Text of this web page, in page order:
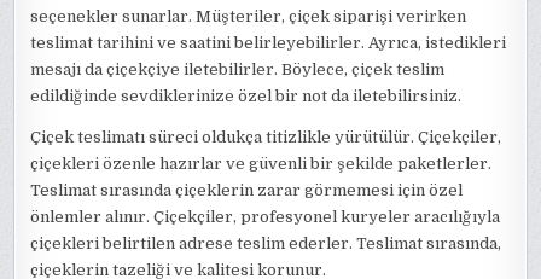
seçenekler sunarlar. Müşteriler, çiçek siparişi verirken
teslimat tarihini ve saatini belirleyebilirler. Ayrıca, istedikleri
mesajı da çiçekçiye iletebilirler. Böylece, çiçek teslim
edildiğinde sevdiklerinize özel bir not da iletebilirsiniz.
Çiçek teslimatı süreci oldukça titizlikle yürütülür. Çiçekçiler,
çiçekleri özenle hazırlar ve güvenli bir şekilde paketlerler.
Teslimat sırasında çiçeklerin zarar görmemesi için özel
önlemler alınır. Çiçekçiler, profesyonel kuryeler aracılığıyla
çiçekleri belirtilen adrese teslim ederler. Teslimat sırasında,
çiçeklerin tazeliği ve kalitesi korunur.